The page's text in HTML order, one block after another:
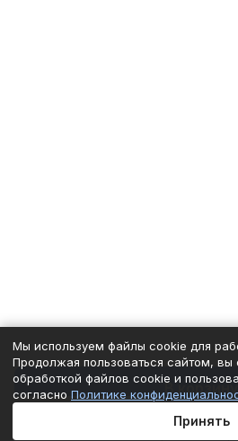
В корзину
Мы используем файлы cookie для
Продолжая пользоваться сайтом, вы
обработкой файлов cookie и
согласно Политике
Принять